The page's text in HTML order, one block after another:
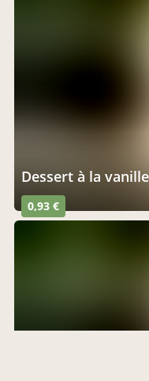
dessert à la vanille
0,93 €